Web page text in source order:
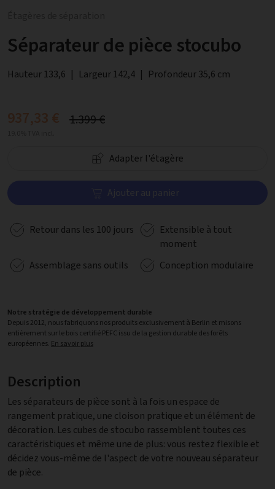
Séparateur de pièce stocubo
Hauteur 133,6 | Largeur 142,4 | Profondeur 35,6 cm
937,33 € 1.399 €
Adapter l'étagère
Ajouter au panier
Retour dans les 100 jours
Extensible à tout
moment
Assemblage sans outils
Conception modulaire
Notre stratégie de développement durable
Depuis 2012, nous fabriquons nos produits exclusivement à Berlin et misons
entièrement sur le bois certifié PEFC issu de la gestion durable des forêts
européennes. En savoir plus
Description
Les séparateurs de pièce sont à la fois un espace de
rangement pratique, une cloison pratique et un élément de
décoration. Les cubes de stocubo rassemblent toutes ces
caractéristiques et même une de plus: vous restez flexible et
décidez vous-même de l'aspect de votre nouveau séparateur
de pièce.